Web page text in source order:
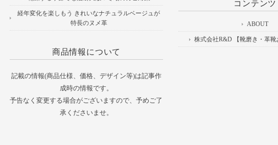
経年変化を楽しもう きれいなナチュラルベージュが
特長のヌメ革
商品情報について
記載の情報(商品仕様、価格、デザイン等)は記事作
成時の情報です。
予告なく変更する場合がございますので、予めご了
承くださいませ。
コンテンツ
ABOUT
株式会社R&D 【靴磨き・革靴